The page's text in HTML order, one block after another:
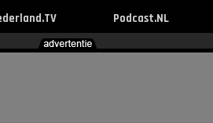
Podcast.NL